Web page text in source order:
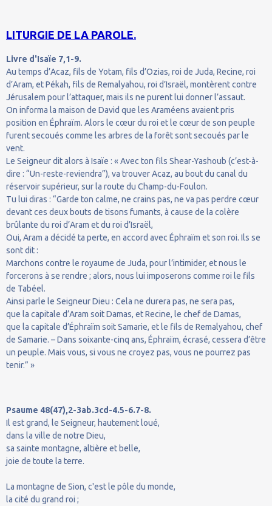
LITURGIE DE LA PAROLE.
Livre d'Isaïe 7,1-9.
Au temps d’Acaz, fils de Yotam, fils d’Ozias, roi de Juda, Recine, roi
d’Aram, et Pékah, fils de Remalyahou, roi d’Israël, montèrent contre
Jérusalem pour l’attaquer, mais ils ne purent lui donner l’assaut.
On informa la maison de David que les Araméens avaient pris
position en Éphraïm. Alors le cœur du roi et le cœur de son peuple
furent secoués comme les arbres de la forêt sont secoués par le
vent.
Le Seigneur dit alors à Isaïe : « Avec ton fils Shear-Yashoub (c’est-à-
dire : “Un-reste-reviendra”), va trouver Acaz, au bout du canal du
réservoir supérieur, sur la route du Champ-du-Foulon.
Tu lui diras : “Garde ton calme, ne crains pas, ne va pas perdre cœur
devant ces deux bouts de tisons fumants, à cause de la colère
brûlante du roi d’Aram et du roi d’Israël,
Oui, Aram a décidé ta perte, en accord avec Éphraïm et son roi. Ils se
sont dit :
Marchons contre le royaume de Juda, pour l’intimider, et nous le
forcerons à se rendre ; alors, nous lui imposerons comme roi le fils
de Tabéel.
Ainsi parle le Seigneur Dieu : Cela ne durera pas, ne sera pas,
que la capitale d’Aram soit Damas, et Recine, le chef de Damas,
que la capitale d’Éphraïm soit Samarie, et le fils de Remalyahou, chef
de Samarie. – Dans soixante-cinq ans, Éphraïm, écrasé, cessera d’être
un peuple. Mais vous, si vous ne croyez pas, vous ne pourrez pas
tenir.” »
Psaume 48(47),2-3ab.3cd-4.5-6.7-8.
Il est grand, le Seigneur, hautement loué,
dans la ville de notre Dieu,
sa sainte montagne, altière et belle,
joie de toute la terre.
La montagne de Sion, c'est le pôle du monde,
la cité du grand roi ;